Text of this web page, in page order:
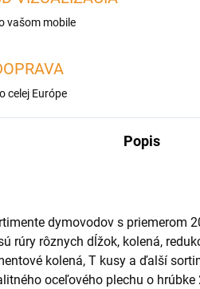
vašom mobile
celej Európe
Popis
dymovodov s priemerom
rúry rôznych dĺžok, kolená,
kolená, T kusy a ďalší
oceľového plechu o hrúbke